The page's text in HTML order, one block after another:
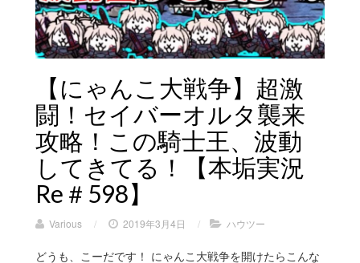
【にゃんこ大戦争】超激
闘！セイバーオルタ襲来
攻略！この騎士王、波動
してきてる！【本垢実況
Re＃598】
Various / 2019年3月4日 / ハウツー
どうも、こーだです！ にゃんこ大戦争を開けたらこんな